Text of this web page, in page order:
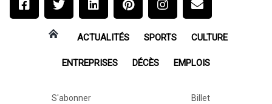
ACTUALITÉS SPORTS CULTURE
ENTREPRISES DÉCÈS EMPLOIS
S'abonner
Billet